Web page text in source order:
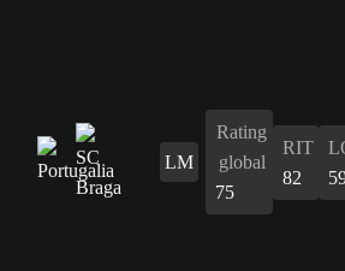
LM
Rating
global
75
RIT
82